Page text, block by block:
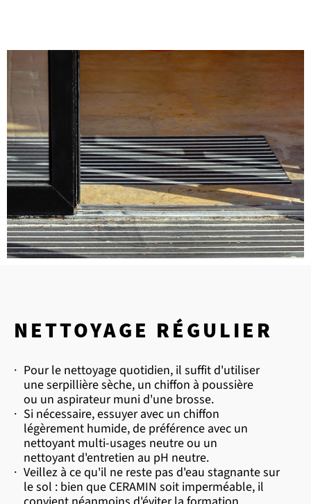
NETTOYAGE RÉGULIER
· Pour le nettoyage quotidien, il suffit d'utiliser
une serpillière sèche, un chiffon à poussière
ou un aspirateur muni d'une brosse.
· Si nécessaire, essuyer avec un chiffon
légèrement humide, de préférence avec un
nettoyant multi-usages neutre ou un
nettoyant d'entretien au pH neutre.
· Veillez à ce qu'il ne reste pas d'eau stagnante sur
le sol : bien que CERAMIN soit imperméable, il